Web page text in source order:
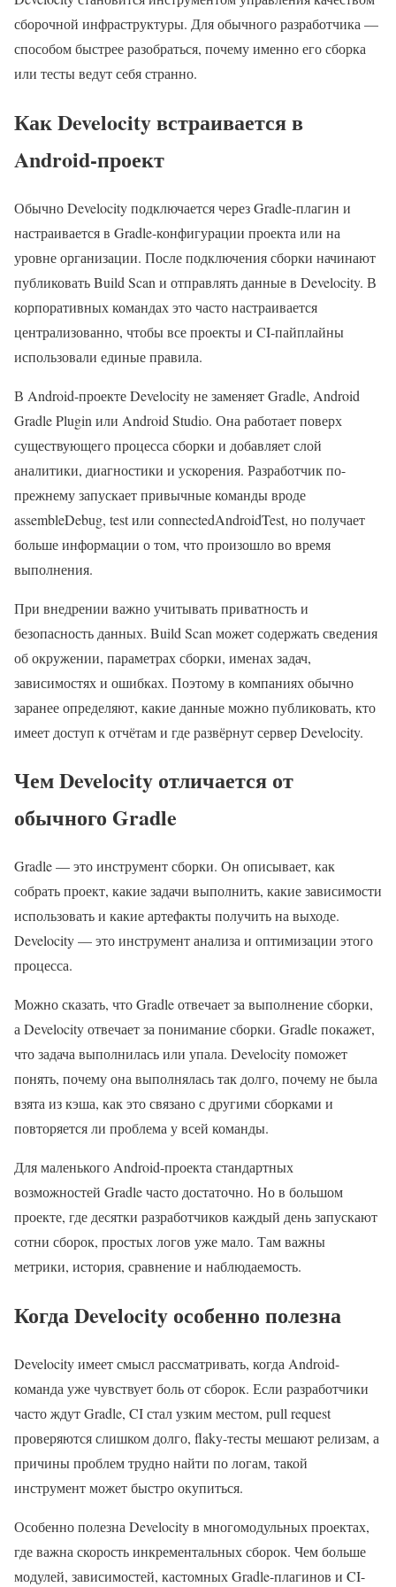
сборочной инфраструктуры. Для обычного разработчика —
способом быстрее разобраться, почему именно его сборка
или тесты ведут себя странно.
Как Develocity встраивается в
Android-проект
Обычно Develocity подключается через Gradle-плагин и
настраивается в Gradle-конфигурации проекта или на
уровне организации. После подключения сборки начинают
публиковать Build Scan и отправлять данные в Develocity. В
корпоративных командах это часто настраивается
централизованно, чтобы все проекты и CI-пайплайны
использовали единые правила.
В Android-проекте Develocity не заменяет Gradle, Android
Gradle Plugin или Android Studio. Она работает поверх
существующего процесса сборки и добавляет слой
аналитики, диагностики и ускорения. Разработчик по-
прежнему запускает привычные команды вроде
assembleDebug, test или connectedAndroidTest, но получает
больше информации о том, что произошло во время
выполнения.
При внедрении важно учитывать приватность и
безопасность данных. Build Scan может содержать сведения
об окружении, параметрах сборки, именах задач,
зависимостях и ошибках. Поэтому в компаниях обычно
заранее определяют, какие данные можно публиковать, кто
имеет доступ к отчётам и где развёрнут сервер Develocity.
Чем Develocity отличается от
обычного Gradle
Gradle — это инструмент сборки. Он описывает, как
собрать проект, какие задачи выполнить, какие зависимости
использовать и какие артефакты получить на выходе.
Develocity — это инструмент анализа и оптимизации этого
процесса.
Можно сказать, что Gradle отвечает за выполнение сборки,
а Develocity отвечает за понимание сборки. Gradle покажет,
что задача выполнилась или упала. Develocity поможет
понять, почему она выполнялась так долго, почему не была
взята из кэша, как это связано с другими сборками и
повторяется ли проблема у всей команды.
Для маленького Android-проекта стандартных
возможностей Gradle часто достаточно. Но в большом
проекте, где десятки разработчиков каждый день запускают
сотни сборок, простых логов уже мало. Там важны
метрики, история, сравнение и наблюдаемость.
Когда Develocity особенно полезна
Develocity имеет смысл рассматривать, когда Android-
команда уже чувствует боль от сборок. Если разработчики
часто ждут Gradle, CI стал узким местом, pull request
проверяются слишком долго, flaky-тесты мешают релизам, а
причины проблем трудно найти по логам, такой
инструмент может быстро окупиться.
Особенно полезна Develocity в многомодульных проектах,
где важна скорость инкрементальных сборок. Чем больше
модулей, зависимостей, кастомных Gradle-плагинов и CI-